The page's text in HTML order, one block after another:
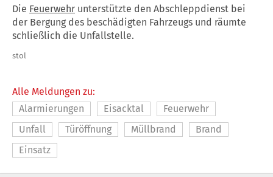
Die Feuerwehr unterstützte den Abschleppdienst bei
der Bergung des beschädigten Fahrzeugs und räumte
schließlich die Unfallstelle.
stol
Alle Meldungen zu:
Alarmierungen
Eisacktal
Feuerwehr
Unfall
Türöffnung Müllbrand
Brand
Einsatz